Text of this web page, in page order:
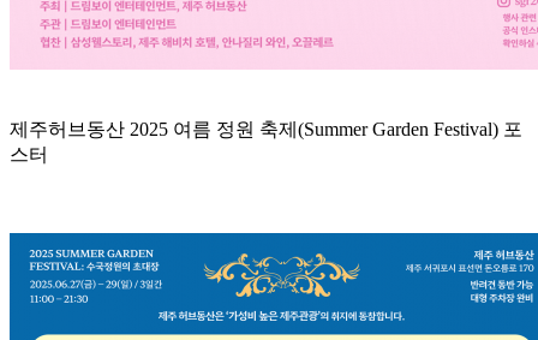
제주허브동산 2025 여름 정원 축제(Summer Garden Festival) 포
스터